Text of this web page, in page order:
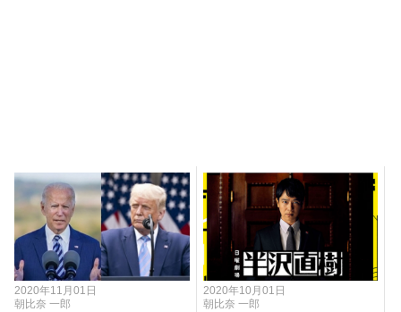
2020年11月01日
朝比奈 一郎
2020年10月01日
朝比奈 一郎